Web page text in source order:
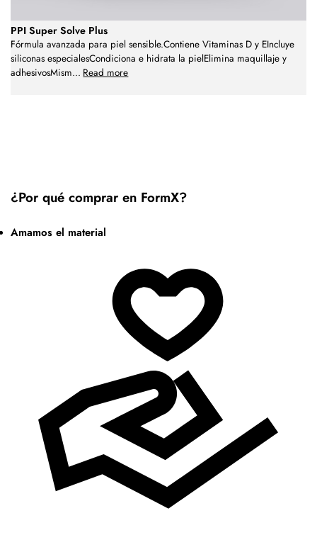
PPI Super Solve Plus
Fórmula avanzada para piel sensible.Contiene Vitaminas D y EIncluye
siliconas especialesCondiciona e hidrata la pielElimina maquillaje y
adhesivosMism... Read more
¿Por qué comprar en FormX?
Amamos el material